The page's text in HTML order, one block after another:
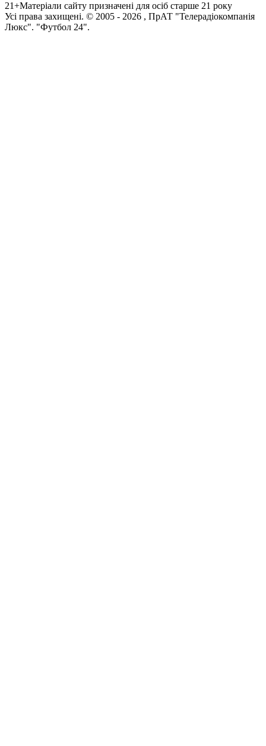
21+Матеріали сайту призначені для осіб старше 21 року
Усi права захищенi. © 2005 - 2026 , ПрАТ "Телерадіокомпанія
Люкс". "Футбол 24".